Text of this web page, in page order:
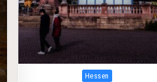
Posted in
Hessen